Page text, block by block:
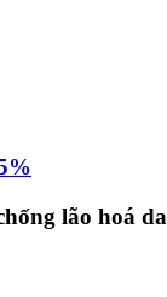
lão hoá da